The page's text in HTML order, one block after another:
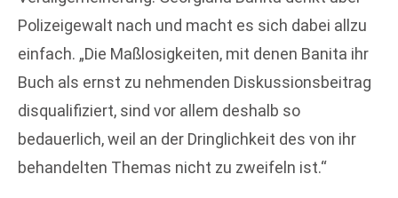
Polizeigewalt nach und macht es sich dabei allzu
einfach. „Die Maßlosigkeiten, mit denen Banita ihr
Buch als ernst zu nehmenden Diskussionsbeitrag
disqualifiziert, sind vor allem deshalb so
bedauerlich, weil an der Dringlichkeit des von ihr
behandelten Themas nicht zu zweifeln ist.“